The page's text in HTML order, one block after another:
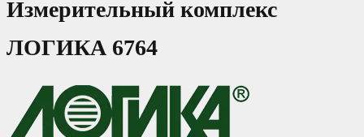
Измерительный комплекс
ЛОГИКА 6764